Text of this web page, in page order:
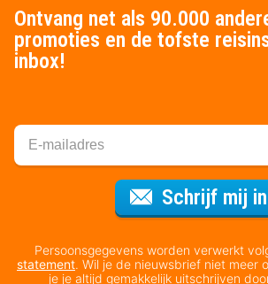
Ontvang net als 90.000
promoties en de tofste
inbox!
Schrijf mij in
Persoonsgegevens worden verwerkt
statement. Wil je de nieuwsbrief niet meer
je je altijd gemakkelijk uitschrijven